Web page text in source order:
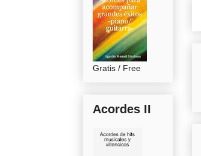
Gratis / Free
Acordes II